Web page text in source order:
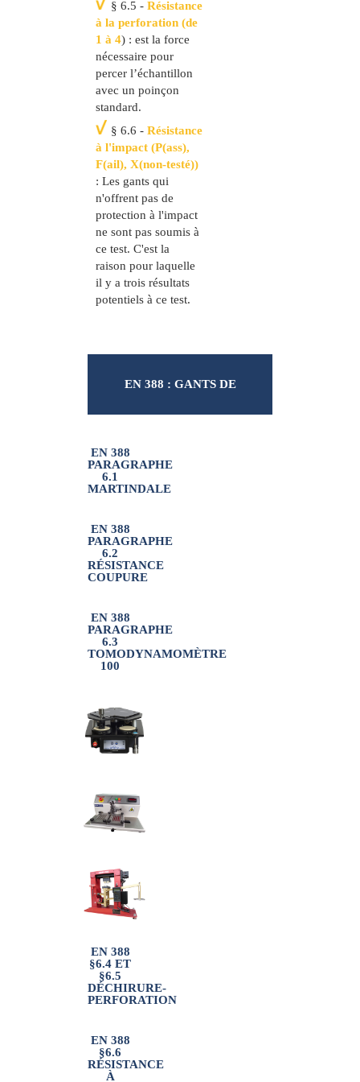
§ 6.5 - Résistance
à la perforation (de
1 à 4) : est la force
nécessaire pour
percer l’échantillon
avec un poinçon
standard.
§ 6.6 - Résistance
à l'impact (P(ass),
F(ail), X(non-testé))
: Les gants qui
n'offrent pas de
protection à l'impact
ne sont pas soumis à
ce test. C'est la
raison pour laquelle
il y a trois résultats
potentiels à ce test.
EN 388 : GANTS DE
EN 388
PARAGRAPHE
6.1
MARTINDALE
EN 388
PARAGRAPHE
6.2
RÉSISTANCE
COUPURE
EN 388
PARAGRAPHE
6.3
TOMODYNAMOMÈTRE
100
EN 388
§6.4 ET
§6.5
DÉCHIRURE-
PERFORATION
EN 388
§6.6
RÉSISTANCE
À